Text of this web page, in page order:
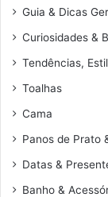
Guia & Dicas
Curiosidades &
Tendências,
Toalhas
Cama
Panos de Prato
Datas &
Banho &